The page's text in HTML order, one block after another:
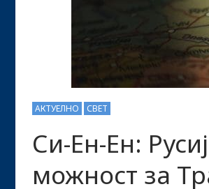
АКТУЕЛНО СВЕТ
Си-Ен-Ен:
можност за